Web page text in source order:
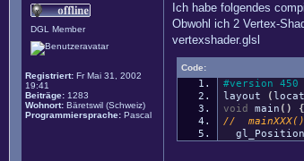
DGL Member
Registriert: Fr Mai 31, 2002
19:41
Beiträge: 1283
Wohnort: Bäretswil (Schweiz)
Programmiersprache: Pascal
Ich habe folgendes
Obwohl ich 2 Vertex-
vertexshader.glsl
Code:
#version 450
layout
(
void
main ( )
{
//
gl_Position